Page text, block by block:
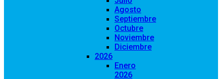
Agosto
Septiembre
Octubre
Noviembre
Diciembre
2026
Enero
2026